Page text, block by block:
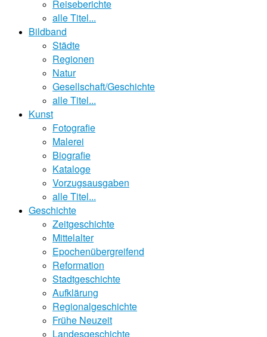
Reiseberichte
alle Titel...
Bildband
Städte
Regionen
Natur
Gesellschaft/Geschichte
alle Titel...
Kunst
Fotografie
Malerei
Biografie
Kataloge
Vorzugsausgaben
alle Titel...
Geschichte
Zeitgeschichte
Mittelalter
Epochenübergreifend
Reformation
Stadtgeschichte
Aufklärung
Regionalgeschichte
Frühe Neuzeit
Landesgeschichte